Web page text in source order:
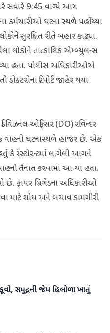
સવારે 9:45 વાગ્યે આગ
કર્મચારીઓ ઘટના સ્થળે પહોંચ્યા
સુરક્ષિત રીતે બહાર કાઢ્યા.
લોકોને તાત્કાલિક એમ્બ્યુલન્સ
હતા. પોલીસ અધિકારીઓએ
રિપોર્ટ જાહેર થયા
ઓફિસર (DO) રવિન્દર
વાહનો ઘટનાસ્થળે હાજર છે. એક
કે રેસ્ટોરન્ટમાં લાગેલી આગને
તૈનાત કરવામાં આવ્યા હતા.
ફાયર બ્રિગેડના અધિકારીઓ
માટે શોધ અને બચાવ કામગીરી
સમુદ્રની જેમ હિલોળા ખાતું